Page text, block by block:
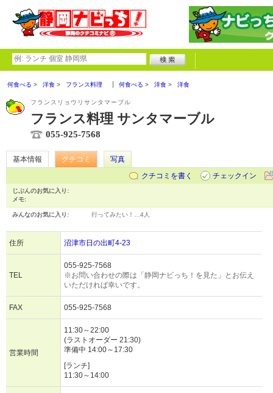
何食べる 洋食 フランス料理 何食べる 洋食 洋食
フランスリョウリサンタマーブル
フランス料理 サンタマーブル
055-925-7568
基本情報 クチコミ
写真
クチコミを書く
チェックイン
じぶんのお気に入り:
メモ:
みんなのお気に入り: 行ってみたい！… 4人
住所 沼津市日の出町4-23
TEL
055-925-7568
※お問い合わせの際は「静岡ナビっち！を見た」とお伝え
いただければ幸いです。
FAX 055-925-7568
営業時間
11:30～22:00
(ラストオーダー 21:30)
準備中 14:00～17:30
[ランチ]
11:30～14:00